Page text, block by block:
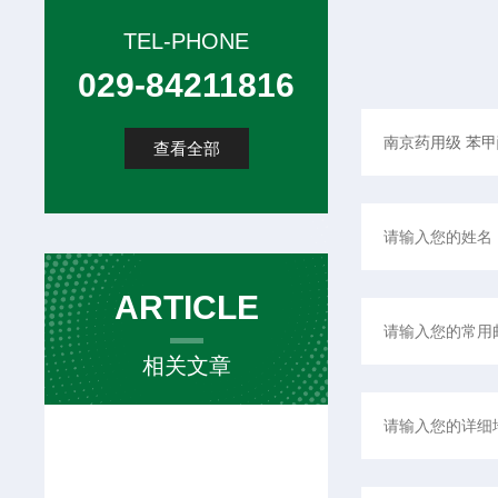
TEL-PHONE
029-84211816
查看全部
ARTICLE
相关文章